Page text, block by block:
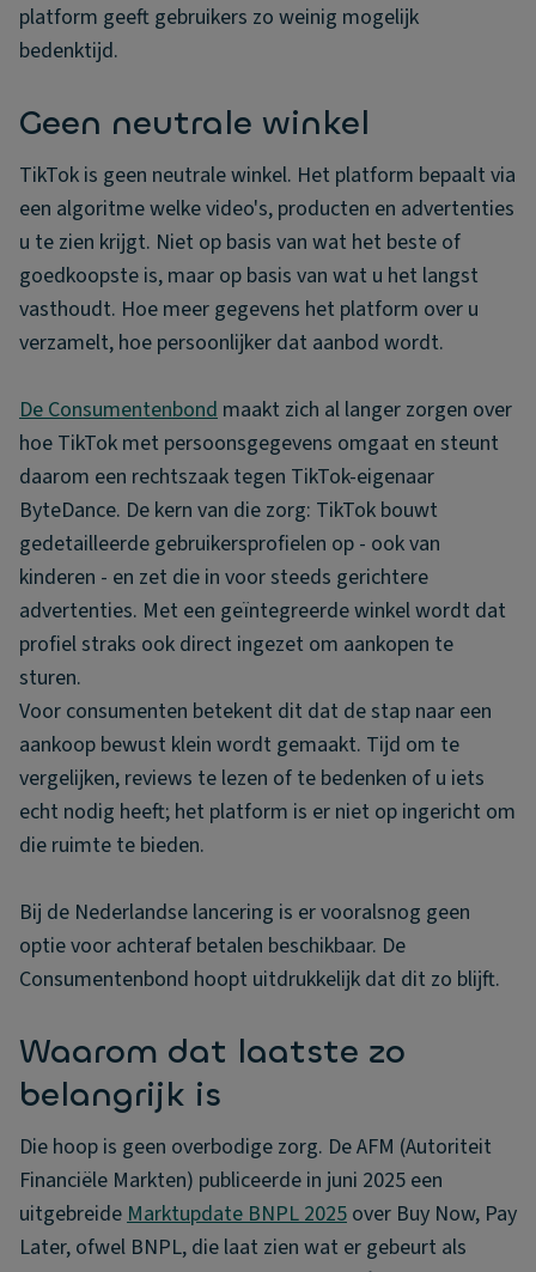
platform geeft gebruikers zo weinig mogelijk
bedenktijd.
Geen neutrale winkel
TikTok is geen neutrale winkel. Het platform bepaalt via
een algoritme welke video's, producten en advertenties
u te zien krijgt. Niet op basis van wat het beste of
goedkoopste is, maar op basis van wat u het langst
vasthoudt. Hoe meer gegevens het platform over u
verzamelt, hoe persoonlijker dat aanbod wordt.
De Consumentenbond maakt zich al langer zorgen over
hoe TikTok met persoonsgegevens omgaat en steunt
daarom een rechtszaak tegen TikTok-eigenaar
ByteDance. De kern van die zorg: TikTok bouwt
gedetailleerde gebruikersprofielen op - ook van
kinderen - en zet die in voor steeds gerichtere
advertenties. Met een geïntegreerde winkel wordt dat
profiel straks ook direct ingezet om aankopen te
sturen.
Voor consumenten betekent dit dat de stap naar een
aankoop bewust klein wordt gemaakt. Tijd om te
vergelijken, reviews te lezen of te bedenken of u iets
echt nodig heeft; het platform is er niet op ingericht om
die ruimte te bieden.
Bij de Nederlandse lancering is er vooralsnog geen
optie voor achteraf betalen beschikbaar. De
Consumentenbond hoopt uitdrukkelijk dat dit zo blijft.
Waarom dat laatste zo
belangrijk is
Die hoop is geen overbodige zorg. De AFM (Autoriteit
Financiële Markten) publiceerde in juni 2025 een
uitgebreideMarktupdate BNPL 2025 over Buy Now, Pay
Later, ofwel BNPL, die laat zien wat er gebeurt als